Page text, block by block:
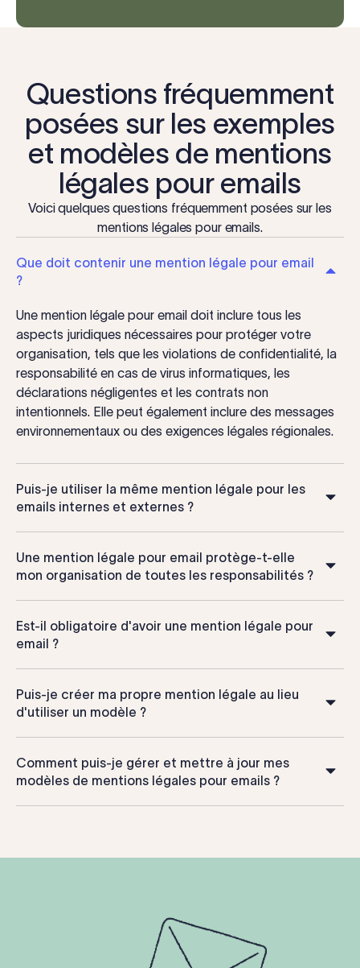
Questions fréquemment
posées sur les exemples
et modèles de mentions
légales pour emails
Voici quelques questions fréquemment posées sur les
mentions légales pour emails.
Que doit contenir une mention légale pour email
?
Une mention légale pour email doit inclure tous les
aspects juridiques nécessaires pour protéger votre
organisation, tels que les violations de confidentialité, la
responsabilité en cas de virus informatiques, les
déclarations négligentes et les contrats non
intentionnels. Elle peut également inclure des messages
environnementaux ou des exigences légales régionales.
Puis-je utiliser la même mention légale pour les
emails internes et externes ?
Une mention légale pour email protège-t-elle
mon organisation de toutes les responsabilités ?
Est-il obligatoire d'avoir une mention légale pour
email ?
Puis-je créer ma propre mention légale au lieu
d'utiliser un modèle ?
Comment puis-je gérer et mettre à jour mes
modèles de mentions légales pour emails ?